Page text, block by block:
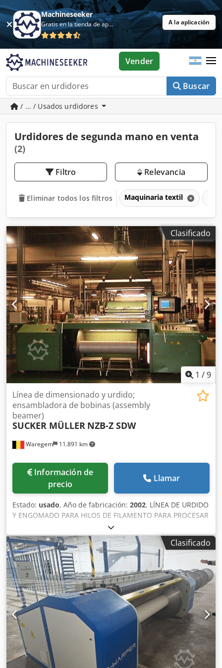
Machineseeker
Gratis en la tienda de aplicaciones A la aplicación
Buscar
Vender
/ ... / Usados urdidores
Urdidores de segunda mano en venta
(2)
Filtro Relevancia
Eliminar todos los filtros Maquinaria textil
Clasificado
1 /9
Waregem 11.891 km
Línea de dimensionado y urdido;
ensambladora de bobinas (assembly
beamer)
SUCKER MÜLLER NZB-Z SDW
Información de
precio
Llamar
Estado: usado, Año de fabricación: 2002, LÍNEA DE URDIDO
Y ENGOMADO PARA HILOS DE FILAMENTO PARA PROCESAR
POY (DE BOBINAS) A URDIDOS COMPLETAMENTE
ESTIRADOS Y ENGOMADOS: MARCA: SUCKER-MUELLER -
HACOBA MODELO: NZB-Z ANCHO DE TRABAJO: 180 cm
AÑO: 2002 (¡UTILIZADA SOLO 4 AÑOS!, posteriormente
almacenada) VELOCIDAD: 500 M/MIN EQUIPADA CON: -
RODILLO DE ENCERADO - 2 CÁMARAS DE SECADO POR AIRE
CALIENTE (1995) 150˚C Cjdpfxjy Spl Hj Aideha - 9
CILINDROS DE SECADO AL VAPOR 180cm (1995) 130˚C -
SISTEMA DE CONTROL DE TENSIÓN DE HILO ‘TENSOSCAN’ -
SISTEMA DE CONTROL DE SECADO DE HILO ‘PLEVA’ -
INSPECTOR DE ROTURA DE HILOS ‘CAMSCAN’
ALIMENTADOR CON CARRO PORTABOBINAS MARCA:
ROSTONI MODELO: RCS/GB/1344 AÑO: 1995 NÚMERO DE
BOBINAS: 1344 EQUIPADO CON: - BASTIDOR TENSOR
Clasificado